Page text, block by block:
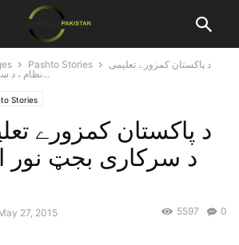
Pashto Stories
د پاکستان کمزورے تعليمى
نظام ، د سرکارى بجټ نور اثرناک کولو...
Stories
د پاکستان کمزورے
د سرکارى بجټ نور
27, 2015 0
5597